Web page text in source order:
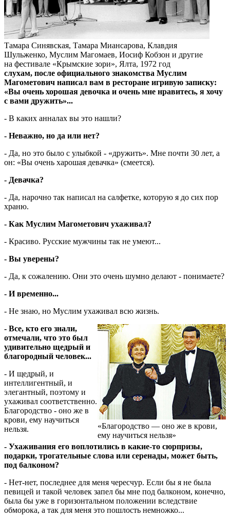
Тамара Синявская, Тамара Миансарова, Клавдия
Шульженко, Муслим Магомаев, Иосиф Кобзон и другие
на фестивале «Крымские зори», Ялта, 1972 год
слухам, после официального знакомства Муслим
Магометович написал вам в ресторане игривую записку:
«Вы очень хорошая девочка и очень мне нравитесь, я хочу
с вами дружить»...
- В каких анналах вы это нашли?
- Неважно, но да или нет?
- Да, но это было с улыбкой - «дружить». Мне почти 30 лет, а
он: «Вы очень харошая девачка» (смеется).
- Девачка?
- Да, нарочно так написал на салфетке, которую я до сих пор
храню.
- Как Муслим Магометович ухаживал?
- Красиво. Русские мужчины так не умеют...
- Вы уверены?
- Да, к сожалению. Они это очень шумно делают - понимаете?
- И временно...
- Не знаю, но Муслим ухаживал всю жизнь.
«Благородство — оно же в крови,
ему научиться нельзя»
- Все, кто его знали,
отмечали, что это был
удивительно щедрый и
благородный человек...
- И щедрый, и
интеллигентный, и
элегантный, поэтому и
ухаживал соответственно.
Благородство - оно же в
крови, ему научиться
нельзя.
- Ухаживания его воплотились в какие-то сюрпризы,
подарки, трогательные слова или серенады, может быть,
под балконом?
- Нет-нет, последнее для меня чересчур. Если бы я не была
певицей и такой человек запел бы мне под балконом, конечно,
была бы уже в горизонтальном положении вследствие
обморока, а так для меня это пошлость немножко...